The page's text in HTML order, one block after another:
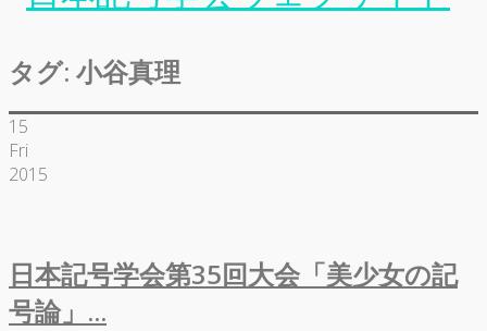
タグ: 小谷真理
15
Fri
2015
日本記号学会第35回大会「美少女の記
号論」...